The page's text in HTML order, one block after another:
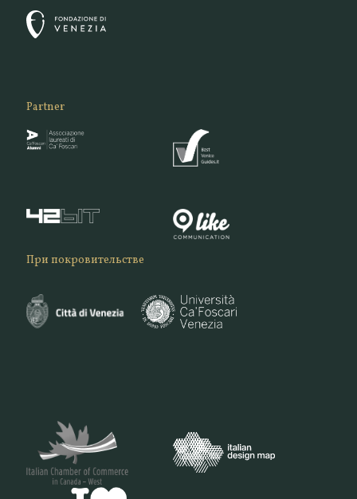
Partner
При покровительстве